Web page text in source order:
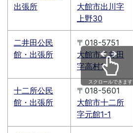
出張所
大館市出川字
上野30
二井田公民
館・出張所
〒018-5751
大館市二井田
字高村1
十二所公民
館・出張所
〒018-5601
大館市十二所
字元館1-1
スクロールできます